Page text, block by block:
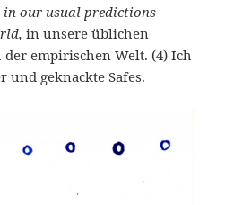
in our usual predictions
in unsere üblichen
der empirischen Welt. (4) Ich
und geknackte Safes.